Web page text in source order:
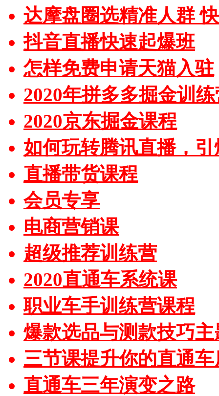
达摩盘圈选精准人群
抖音直播快速起爆班
怎样免费申请天猫入驻
2020年拼多多掘金训
2020京东掘金课程
如何玩转腾讯直播，
直播带货课程
会员专享
电商营销课
超级推荐训练营
2020直通车系统课
职业车手训练营课程
爆款选品与测款技巧主
三节课提升你的直通
直通车三年演变之路